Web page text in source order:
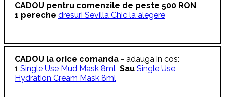
CADOU pentru comenzile de peste 500 RON
1 pereche dresuri Sevilla Chic la alegere
CADOU la orice comanda - adauga in cos:
1 Single Use Mud Mask 8ml Sau Single Use
Hydration Cream Mask 8ml